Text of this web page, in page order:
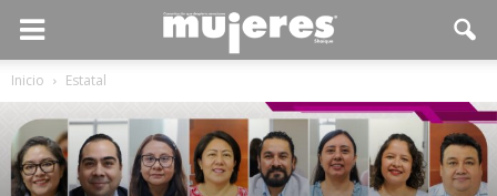
Inicio Estatal